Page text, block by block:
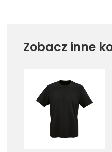
Zobacz inne